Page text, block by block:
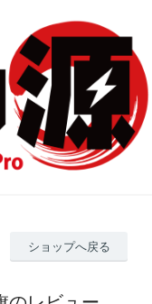
ショップへ戻る